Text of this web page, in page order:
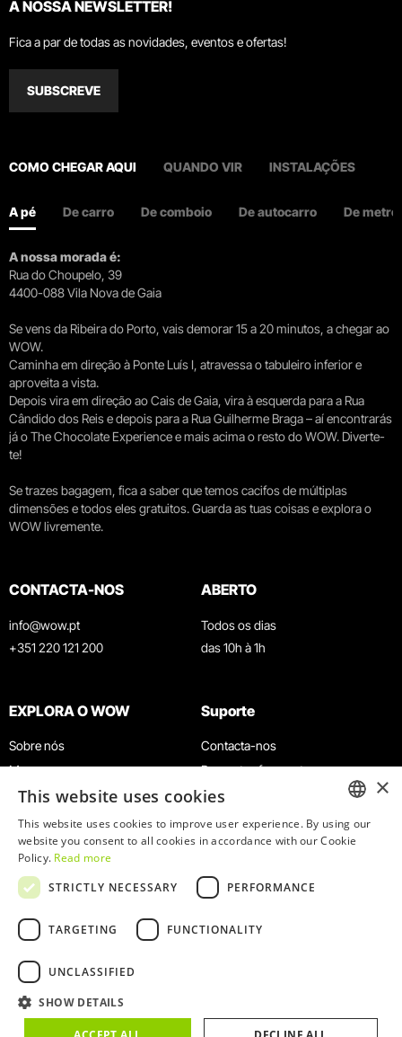
A NOSSA NEWSLETTER!
Fica a par de todas as novidades, eventos e ofertas!
SUBSCREVE
COMO CHEGAR AQUI QUANDO VIR INSTALAÇÕES
A pé De carro De comboio De autocarro De metro
A nossa morada é:
Rua do Choupelo, 39
4400-088 Vila Nova de Gaia
Se vens da Ribeira do Porto, vais demorar 15 a 20 minutos, a chegar ao
WOW.
Caminha em direção à Ponte Luís I, atravessa o tabuleiro inferior e
aproveita a vista.
Depois vira em direção ao Cais de Gaia, vira à esquerda para a Rua
Cândido dos Reis e depois para a Rua Guilherme Braga – aí encontrarás
já o The Chocolate Experience e mais acima o resto do WOW. Diverte-
te!
Se trazes bagagem, fica a saber que temos cacifos de múltiplas
dimensões e todos eles gratuitos. Guarda as tuas coisas e explora o
WOW livremente.
CONTACTA-NOS
info@wow.pt
+351 220 121 200
ABERTO
Todos os dias
das 10h à 1h
EXPLORA O WOW
Sobre nós
Museus
Agenda
Notícias
Restaurantes
Cartão WOW
Grupos e Eventos
Serviço Educativo
Suporte
Contacta-nos
Perguntas frequentes
Termos e Condições
Política de privacidade e cookies
Trabalha connosco
Livro de reclamações
© 2026
WOW
ENGLISH
×
This website uses cookies
This website uses cookies to improve user experience. By using our
website you consent to all cookies in accordance with our Cookie
Policy. Read more
STRICTLY NECESSARY
PERFORMANCE
TARGETING FUNCTIONALITY
UNCLASSIFIED
SHOW DETAILS